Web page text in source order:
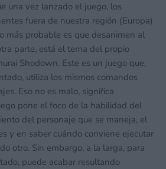
una vez lanzado el juego, los
fuera de nuestra región (Europa)
más probable es que desanimen al
parte, está el tema del propio
Shodown. Este es un juego que,
utiliza los mismos comandos
Eso no es malo, significa
pone el foco de la habilidad del
del personaje que se maneja, el
y en saber cuándo conviene ejecutar
otro. Sin embargo, a la larga, para
puede acabar resultando